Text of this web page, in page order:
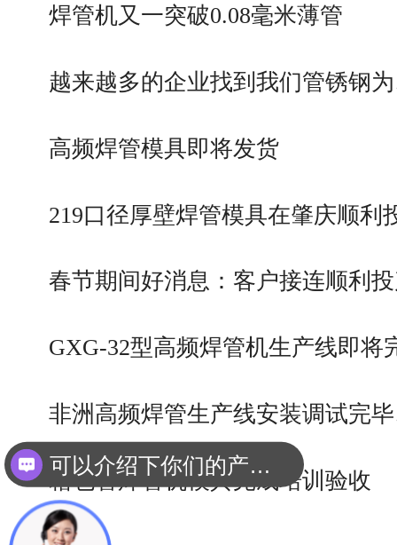
焊管机又一突破0.08毫米薄管
越来越多的企业找到我们管锈钢
高频焊管模具即将发货
219口径厚壁焊管模具在肇庆顺
春节期间好消息：客户接连顺利
GXG-32型高频焊管机生产线即
非洲高频焊管生产线安装调试完
箱包管焊管机模具完成培训验收
可以介绍下你们的产品么？